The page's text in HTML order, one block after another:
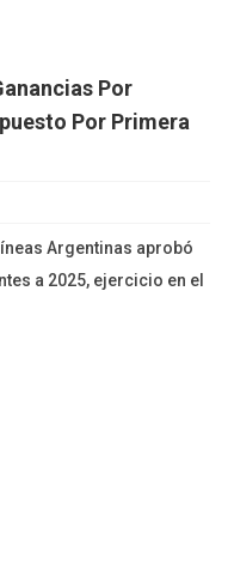
Por
Por Primera
Argentinas aprobó
a 2025, ejercicio en el